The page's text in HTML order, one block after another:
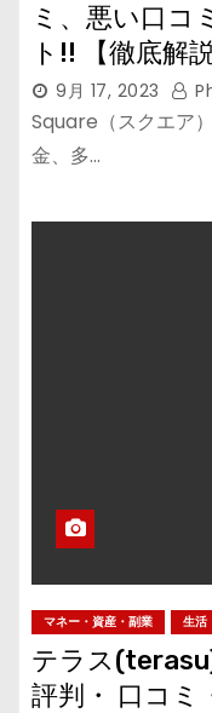
ミ、悪い口コ
ト!! 【徹底解説
9月 17, 2023
Square（スクエア
金、多…
マネー・資産・副業 生活
テラス
評判・ 口コミ